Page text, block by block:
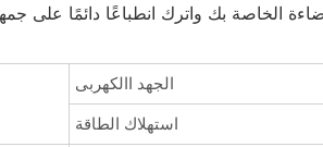
الجهد االكهربى
استهلاك الطاقة